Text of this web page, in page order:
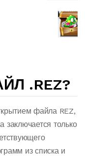
.REZ?
файла REZ,
заключается только
из списка и